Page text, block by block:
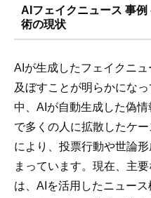
AIフェイクニュース 事
術の現状
AIが生成したフェイクニ
及ぼすことが明らかにな
中、AIが自動生成した偽
で多くの人に拡散したケ
により、投票行動や世論
まっています。現在、主
は、AIを活用したニュー